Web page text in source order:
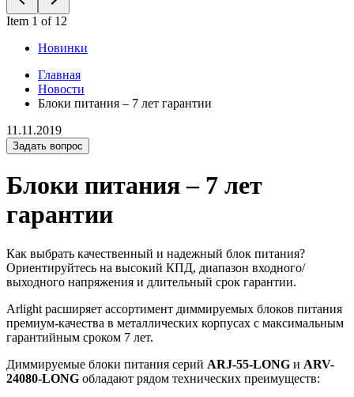
Item 1 of 12
Новинки
Главная
Новости
Блоки питания – 7 лет гарантии
11.11.2019
Задать вопрос
Блоки питания – 7 лет
гарантии
Как выбрать качественный и надежный блок питания?
Ориентируйтесь на высокий КПД, диапазон входного/
выходного напряжения и длительный срок гарантии.
Arlight расширяет ассортимент диммируемых блоков питания
премиум-качества в металлических корпусах с максимальным
гарантийным сроком 7 лет.
Диммируемые блоки питания серий ARJ-55-LONG и ARV-
24080-LONG обладают рядом технических преимуществ: